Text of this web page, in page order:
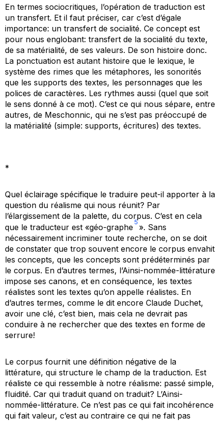
En termes sociocritiques, l’opération de traduction est
un transfert. Et il faut préciser, car c’est d’égale
importance: un transfert de socialité. Ce concept est
pour nous englobant: transfert de la socialité du texte,
de sa matérialité, de ses valeurs. De son histoire donc.
La ponctuation est autant histoire que le lexique, le
système des rimes que les métaphores, les sonorités
que les supports des textes, les personnages que les
polices de caractères. Les rythmes aussi (quel que soit
le sens donné à ce mot). C’est ce qui nous sépare, entre
autres, de Meschonnic, qui ne s’est pas préoccupé de
la matérialité (simple: supports, écritures) des textes.
*
Quel éclairage spécifique le traduire peut-il apporter à la
question du réalisme qui nous réunit? Par
l’élargissement de la palette, du corpus. C’est en cela
que le traducteur est «géo-graphe
5
». Sans
nécessairement incriminer toute recherche, on se doit
de constater que trop souvent encore le corpus envahit
les concepts, que les concepts sont prédéterminés par
le corpus. En d’autres termes, l’Ainsi-nommée-littérature
impose ses canons, et en conséquence, les textes
réalistes sont les textes qu’on appelle réalistes. En
d’autres termes, comme le dit encore Claude Duchet,
avoir une clé, c’est bien, mais cela ne devrait pas
conduire à ne rechercher que des textes en forme de
serrure!
Le corpus fournit une définition négative de la
littérature, qui structure le champ de la traduction. Est
réaliste ce qui ressemble à notre réalisme: passé simple,
fluidité. Car qui traduit quand on traduit? L’Ainsi-
nommée-littérature. Ce n’est pas ce qui fait incohérence
qui fait valeur, c’est au contraire ce qui ne fait pas